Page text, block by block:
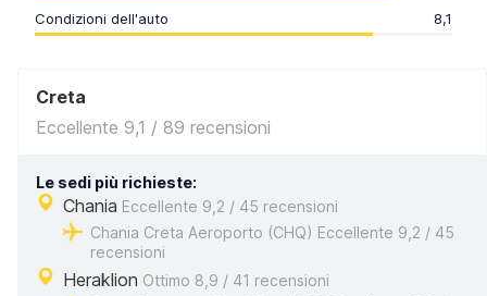
Condizioni dell'auto 8,1
Creta
Eccellente 9,1 / 89 recensioni
Le sedi più richieste:
Chania Eccellente 9,2 / 45 recensioni
Chania Creta Aeroporto (CHQ) Eccellente 9,2 / 45
recensioni
Heraklion Ottimo 8,9 / 41 recensioni